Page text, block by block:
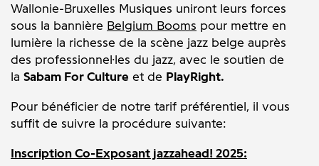
Wallonie-Bruxelles Musiques uniront leurs forces
sous la bannière Belgium Booms pour mettre en
lumière la richesse de la scène jazz belge auprès
des professionnel·les du jazz, avec le soutien de
la Sabam For Culture et de PlayRight.
Pour bénéficier de notre tarif préférentiel, il vous
suffit de suivre la procédure suivante:
Inscription Co-Exposant jazzahead! 2025: